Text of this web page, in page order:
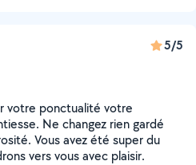
5/5
votre ponctualité votre
Ne changez rien gardé
Vous avez été super du
vers vous avec plaisir.